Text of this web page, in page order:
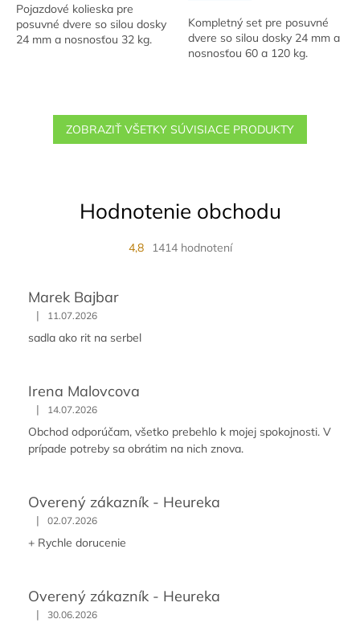
5
hviezdičiek.
Pojazdové kolieska pre
posuvné dvere so silou dosky
24 mm a nosnosťou 32 kg.
Kompletný set pre posuvné
dvere so silou dosky 24 mm a
nosnosťou 60 a 120 kg.
ZOBRAZIŤ VŠETKY SÚVISIACE PRODUKTY
Hodnotenie obchodu
4,8 1414 hodnotení
Marek Bajbar
| 11.07.2026
sadla ako rit na serbel
Irena Malovcova
| 14.07.2026
Obchod odporúčam, všetko prebehlo k mojej spokojnosti. V
prípade potreby sa obrátim na nich znova.
Overený zákazník - Heureka
| 02.07.2026
+ Rychle dorucenie
Overený zákazník - Heureka
| 30.06.2026